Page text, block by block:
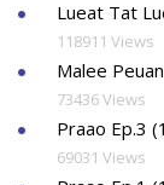
Lueat Tat
118911 Views
Malee
73436 Views
Praao Ep.3
69031 Views